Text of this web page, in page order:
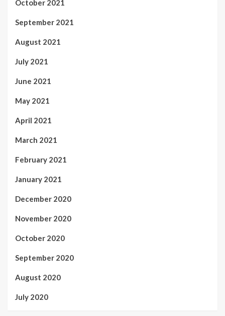
October 2021
September 2021
August 2021
July 2021
June 2021
May 2021
April 2021
March 2021
February 2021
January 2021
December 2020
November 2020
October 2020
September 2020
August 2020
July 2020